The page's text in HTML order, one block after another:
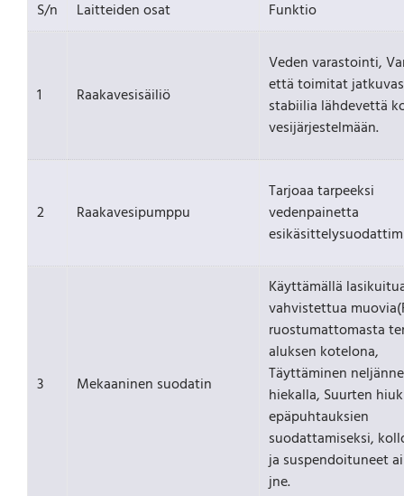
S/n Laitteiden osat Funktio
1 Raakavesisäiliö
Veden varastointi,
että toimitat
stabiilia lähdevettä
vesijärjestelmään.
2 Raakavesipumppu
Tarjoaa tarpeeksi
vedenpainetta
3 Mekaaninen suodatin
Käyttämällä
vahvistettua
ruostumattomasta
aluksen kotelona,
Täyttäminen
hiekalla, Suurten
epäpuhtauksien
suodattamiseksi,
ja suspendoituneet
jne.